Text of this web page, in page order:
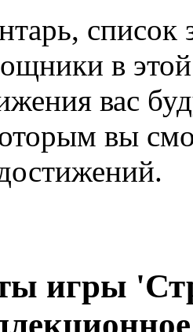
список
в
вас
вы
игры